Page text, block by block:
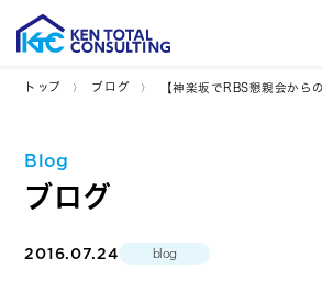
トップ ブログ 【神楽坂でRBS懇親会から
Blog
ブログ
2016.07.24 blog